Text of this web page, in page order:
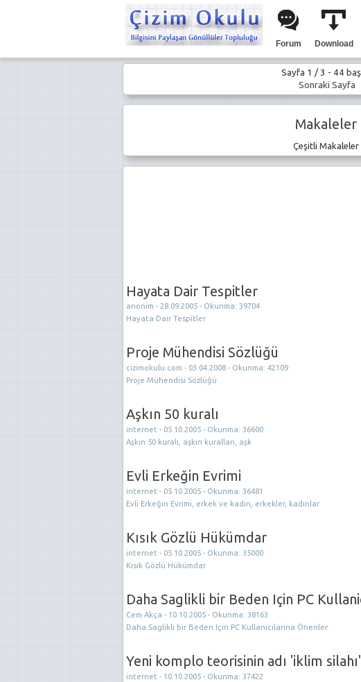
Forum Download
Sayfa 1 / 3 - 44
Sonraki Sayfa
Makaleler
Çeşitli Makaleler
Hayata Dair Tespitler
anonim - 28.09.2005 - Okunma: 39704
Hayata Dair Tespitler
Proje Mühendisi Sözlüğü
cizimokulu.com - 03.04.2008 - Okunma: 42109
Proje Mühendisi Sözlüğü
Aşkın 50 kuralı
internet - 05.10.2005 - Okunma: 36600
Aşkın 50 kuralı, aşkın kuralları, aşk
Evli Erkeğin Evrimi
internet - 05.10.2005 - Okunma: 36481
Evli Erkeğin Evrimi, erkek ve kadın, erkekler, kadınlar
Kısık Gözlü Hükümdar
internet - 05.10.2005 - Okunma: 35000
Kısık Gözlü Hükümdar
Daha Saglikli bir Beden Için PC
Cem Akça - 10.10.2005 - Okunma: 38163
Daha Saglikli bir Beden Için PC Kullanicilarina Öneriler
Yeni komplo teorisinin adı 'iklim silahı'
internet - 10.10.2005 - Okunma: 37422